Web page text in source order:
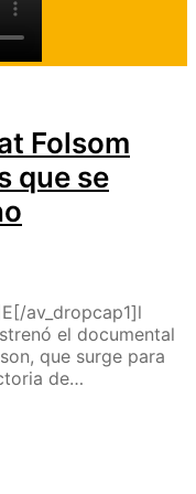
Folsom
que se
av_dropcap1]l
el documental
que surge para
de…